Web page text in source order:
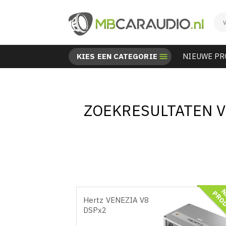
KIES EEN CATEGORIE  NIEUWE
ZOEKRESULTATEN
Hertz VENEZIA V8
DSPx2